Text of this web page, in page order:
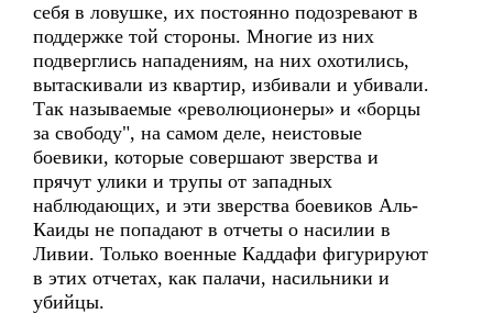
себя в ловушке, их постоянно подозревают в
поддержке той стороны. Многие из них
подверглись нападениям, на них охотились,
вытаскивали из квартир, избивали и убивали.
Так называемые «революционеры» и «борцы
за свободу", на самом деле, неистовые
боевики, которые совершают зверства и
прячут улики и трупы от западных
наблюдающих, и эти зверства боевиков Аль-
Каиды не попадают в отчеты о насилии в
Ливии. Только военные Каддафи фигурируют
в этих отчетах, как палачи, насильники и
убийцы.